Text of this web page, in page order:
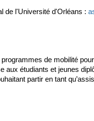
de l'Université d'Orléans :
programmes de mobilité
aux étudiants et jeunes
partir en tant